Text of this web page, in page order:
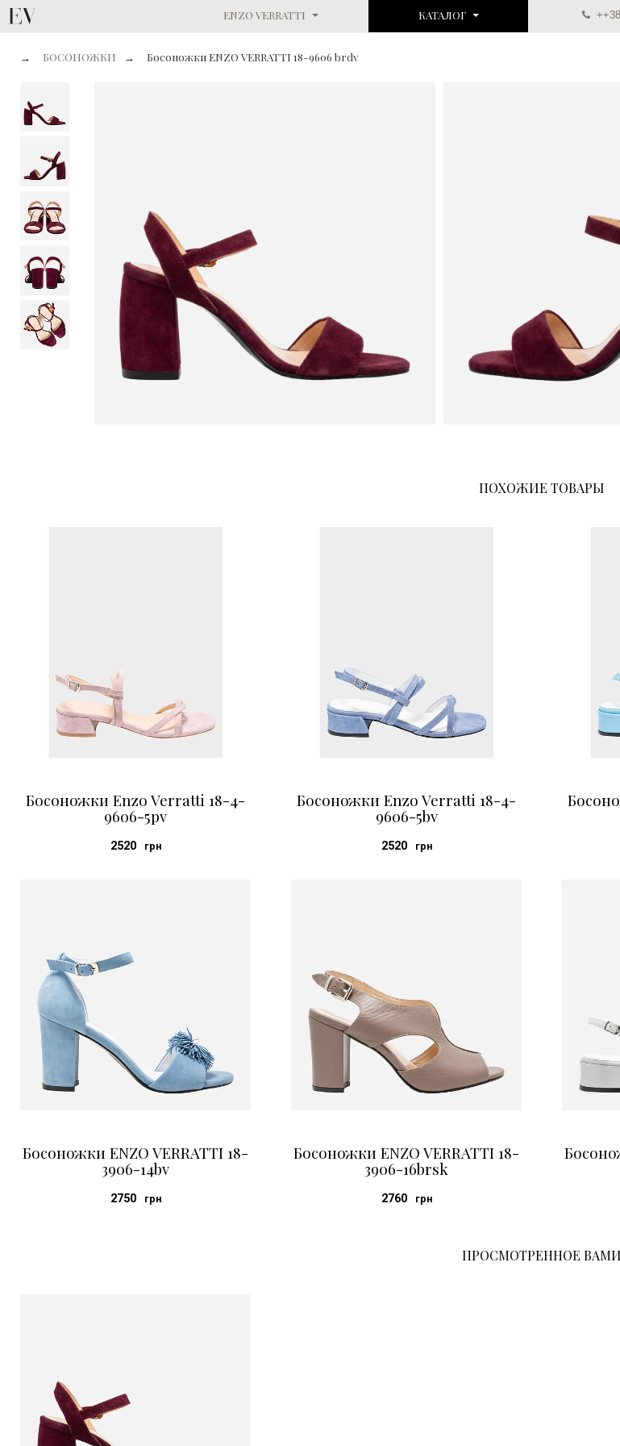
ENZO VERRATTI КАТАЛОГ
→ БОСОНОЖКИ → Босоножки ENZO VERRATTI 18-9606 brdv
ПОХОЖИЕ ТОВАРЫ
Босоножки Enzo Verratti 18-4-
9606-5pv
2520 грн
Босоножки Enzo Verratti 18-4-
9606-5bv
2520 грн
Босоножки ENZO VERRATTI 18-
3906-14bv
2750 грн
Босоножки ENZO VERRATTI 18-
3906-16brsk
2760 грн
ПРОСМОТРЕННОЕ ВАМИ